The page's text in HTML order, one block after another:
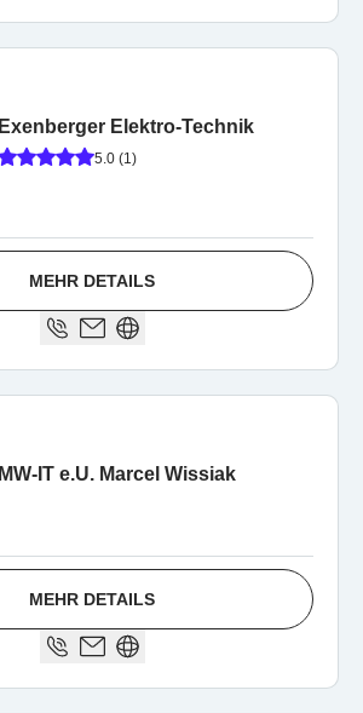
Exenberger Elektro-Technik
5.0 (1)
MEHR DETAILS
MW-IT e.U. Marcel Wissiak
MEHR DETAILS